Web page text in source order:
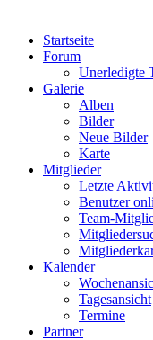
Startseite
Forum
Unerledigte
Galerie
Alben
Bilder
Neue Bilder
Karte
Mitglieder
Letzte
Benutzer
Team-
Kalender
Tagesansicht
Termine
Partner